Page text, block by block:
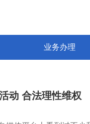
业务办理
动 合法理性维权